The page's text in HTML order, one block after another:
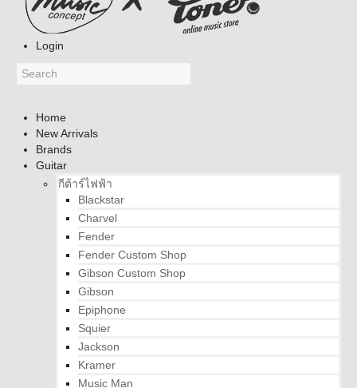
Login
Home
New Arrivals
Brands
Guitar
กีต้าร์ไฟฟ้า
Blackstar
Charvel
Fender
Fender Custom Shop
Gibson Custom Shop
Gibson
Epiphone
Squier
Jackson
Kramer
Music Man